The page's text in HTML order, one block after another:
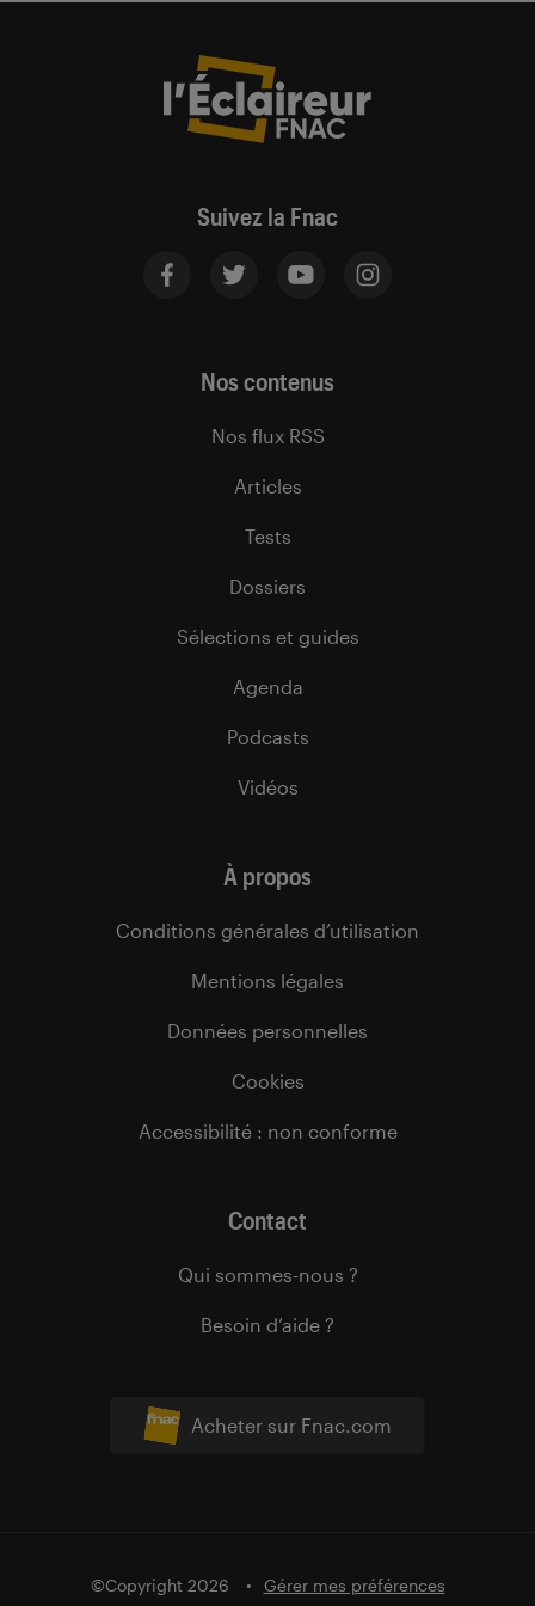
Suivez la Fnac
Acheter sur Fnac.com
Nos contenus
Nos flux RSS
Articles
Tests
Dossiers
Sélections et guides
Agenda
Podcasts
Vidéos
À propos
Conditions générales d’utilisation
Mentions légales
Données personnelles
Cookies
Accessibilité : non conforme
Contact
Qui sommes-nous ?
Besoin d’aide ?
©Copyright 2026 Gérer mes préférences